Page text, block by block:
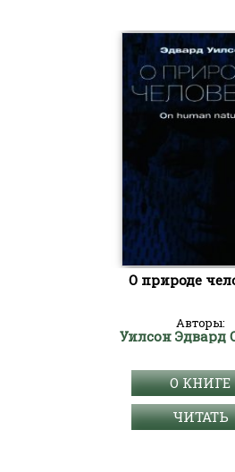
О природе
Авторы:
Уилсон Эдвард
О КНИГЕ
ЧИТАТЬ